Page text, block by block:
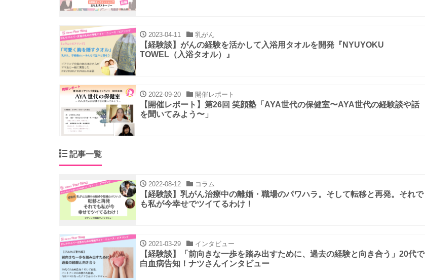
2023-04-11 乳がん
【経験談】がんの経験を活かして入浴用タオルを開発『NYUYOKU
TOWEL（入浴タオル）』
2022-09-20 開催レポート
【開催レポート】第26回 笑顔塾「AYA世代の保健室〜AYA世代の経験談や話
を聞いてみよう〜」
記事一覧
2022-08-12 コラム
【経験談】乳がん治療中の離婚・職場のパワハラ。そして転移と再発。それで
も私が今幸せでツイてるわけ！
2021-03-29 インタビュー
【経験談】「前向きな一歩を踏み出すために、過去の経験と向き合う」20代で
白血病告知！ナツさんインタビュー